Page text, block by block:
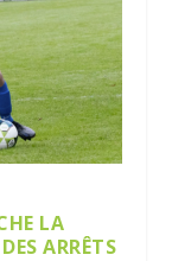
LA
ARRÊTS